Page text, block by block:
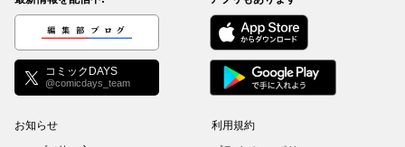
編集部ブログ
コミックDAYS
@comicdays_team
お知らせ
利用規約